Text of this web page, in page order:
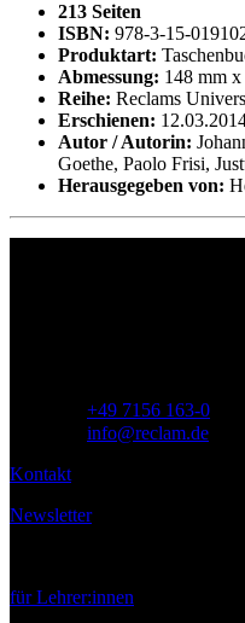
213 Seiten
ISBN: 978-3-15-
Produktart:
Abmessung: 148 mm
Reihe: Reclams
Erschienen:
Autor / Autorin:
Goethe, Paolo Frisi,
Herausgegeben von:
+49 7156 163-0
info@reclam.de
Kontakt
Newsletter
für Lehrer:innen